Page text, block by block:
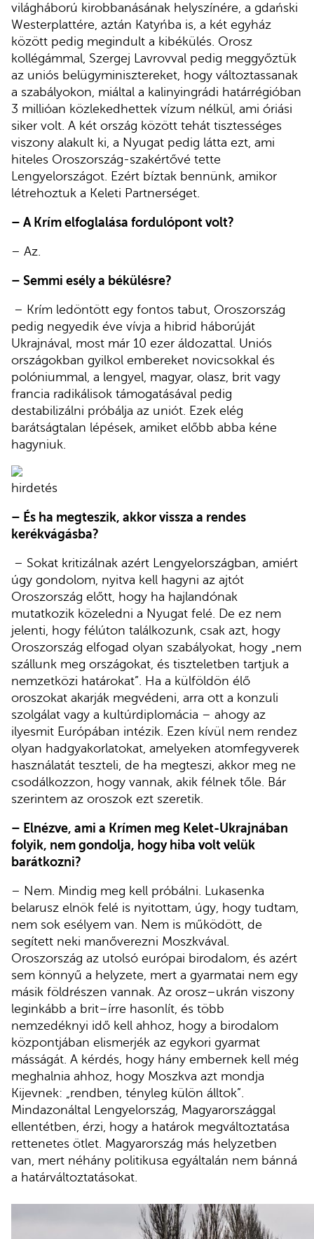
világháború kirobbanásának helyszínére, a gdański
Westerplattére, aztán Katyńba is, a két egyház
között pedig megindult a kibékülés. Orosz
kollégámmal, Szergej Lavrovval pedig meggyőztük
az uniós belügyminisztereket, hogy változtassanak
a szabályokon, miáltal a kalinyingrádi határrégióban
3 millióan közlekedhettek vízum nélkül, ami óriási
siker volt. A két ország között tehát tisztességes
viszony alakult ki, a Nyugat pedig látta ezt, ami
hiteles Oroszország-szakértővé tette
Lengyelországot. Ezért bíztak bennünk, amikor
létrehoztuk a Keleti Partnerséget.
– A Krím elfoglalása fordulópont volt?
– Az.
– Semmi esély a békülésre?
– Krím ledöntött egy fontos tabut, Oroszország
pedig negyedik éve vívja a hibrid háborúját
Ukrajnával, most már 10 ezer áldozattal. Uniós
országokban gyilkol embereket novicsokkal és
polóniummal, a lengyel, magyar, olasz, brit vagy
francia radikálisok támogatásával pedig
destabilizálni próbálja az uniót. Ezek elég
barátságtalan lépések, amiket előbb abba kéne
hagyniuk.
hirdetés
– És ha megteszik, akkor vissza a rendes
kerékvágásba?
– Sokat kritizálnak azért Lengyelországban, amiért
úgy gondolom, nyitva kell hagyni az ajtót
Oroszország előtt, hogy ha hajlandónak
mutatkozik közeledni a Nyugat felé. De ez nem
jelenti, hogy félúton találkozunk, csak azt, hogy
Oroszország elfogad olyan szabályokat, hogy „nem
szállunk meg országokat, és tiszteletben tartjuk a
nemzetközi határokat”. Ha a külföldön élő
oroszokat akarják megvédeni, arra ott a konzuli
szolgálat vagy a kultúrdiplomácia – ahogy az
ilyesmit Európában intézik. Ezen kívül nem rendez
olyan hadgyakorlatokat, amelyeken atomfegyverek
használatát teszteli, de ha megteszi, akkor meg ne
csodálkozzon, hogy vannak, akik félnek tőle. Bár
szerintem az oroszok ezt szeretik.
– Elnézve, ami a Krímen meg Kelet-Ukrajnában
folyik, nem gondolja, hogy hiba volt velük
barátkozni?
– Nem. Mindig meg kell próbálni. Lukasenka
belarusz elnök felé is nyitottam, úgy, hogy tudtam,
nem sok esélyem van. Nem is működött, de
segített neki manőverezni Moszkvával.
Oroszország az utolsó európai birodalom, és azért
sem könnyű a helyzete, mert a gyarmatai nem egy
másik földrészen vannak. Az orosz–ukrán viszony
leginkább a brit–írre hasonlít, és több
nemzedéknyi idő kell ahhoz, hogy a birodalom
központjában elismerjék az egykori gyarmat
másságát. A kérdés, hogy hány embernek kell még
meghalnia ahhoz, hogy Moszkva azt mondja
Kijevnek: „rendben, tényleg külön álltok”.
Mindazonáltal Lengyelország, Magyarországgal
ellentétben, érzi, hogy a határok megváltoztatása
rettenetes ötlet. Magyarország más helyzetben
van, mert néhány politikusa egyáltalán nem bánná
a határváltoztatásokat.